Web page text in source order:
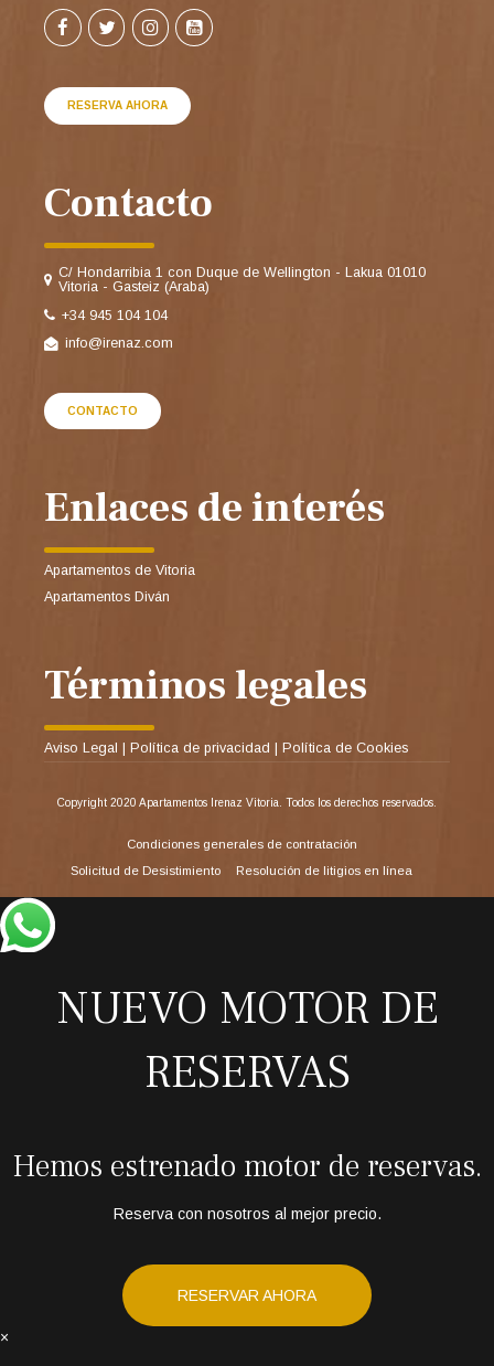
RESERVA AHORA
Contacto
C/ Hondarribia 1 con Duque de Wellington - Lakua 01010
Vitoria - Gasteiz (Araba)
+34 945 104 104
info@irenaz.com
CONTACTO
Enlaces de interés
Apartamentos de Vitoria
Apartamentos Diván
Términos legales
Aviso Legal | Política de privacidad | Política de Cookies
Copyright 2020 Apartamentos Irenaz Vitoria. Todos los derechos reservados.
Condiciones generales de contratación
Solicitud de Desistimiento
Resolución de litigios en línea
NUEVO MOTOR DE
RESERVAS
Hemos estrenado motor de reservas.
Reserva con nosotros al mejor precio.
RESERVAR AHORA
×